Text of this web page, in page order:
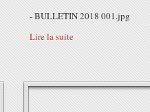
- BULLETIN 2018 001.jpg
Lire la suite